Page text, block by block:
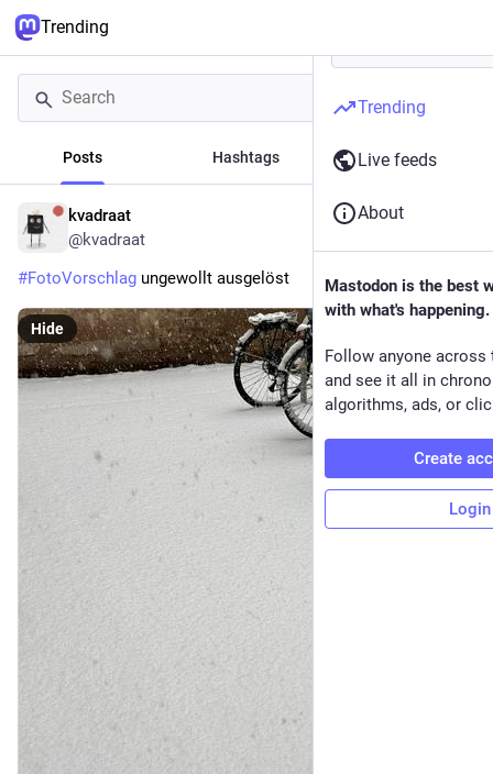
Trending
Posts Hashtags News
kvadraat
@kvadraat
#FotoVorschlag ungewollt ausgelöst
Hide
Trending
Live feeds
About
Mastodon is the best
with what's happening.
Follow anyone across
and see it all in
algorithms, ads, or
Create
Login